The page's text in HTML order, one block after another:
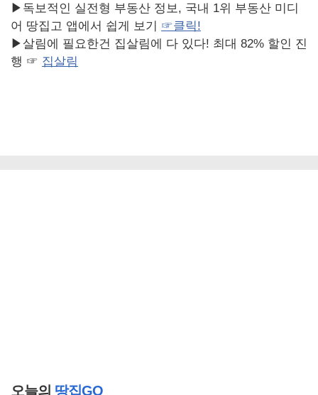
▶독보적인 실전형 부동산 정보, 국내 1위 부동산 미디
어 땅집고 앱에서 쉽게 보기 ☞클릭!
▶살림에 필요한건 집살림에 다 있다! 최대 82% 할인 진
행 ☞ 집살림
오늘의 땅집GO